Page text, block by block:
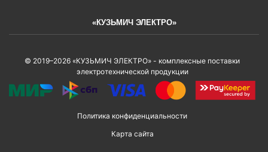
«КУЗЬМИЧ ЭЛЕКТРО»
© 2019–2026 «КУЗЬМИЧ ЭЛЕКТРО» - комплексные поставки
электротехнической продукции
Политика конфиденциальности
Карта сайта